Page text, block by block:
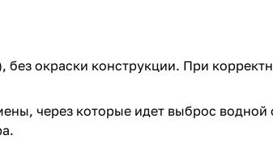
окраски конструкции. При
через которые идет выброс